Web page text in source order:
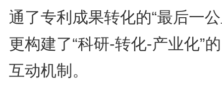
通了专利成果转化的“最后一
更构建了“科研-转化-产业化”
互动机制。